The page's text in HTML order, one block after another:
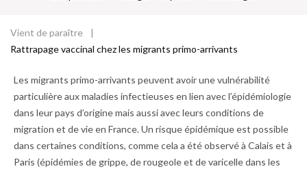
ie
Fil
d'Ariane
Vient de paraître
Rattrapage vaccinal chez les migrants primo-arrivants
Les migrants primo-arrivants peuvent avoir une vulnérabilité
particulière aux maladies infectieuses en lien avec l’épidémiologie
dans leur pays d’origine mais aussi avec leurs conditions de
migration et de vie en France. Un risque épidémique est possible
dans certaines conditions, comme cela a été observé à Calais et à
Paris (épidémies de grippe, de rougeole et de varicelle dans les